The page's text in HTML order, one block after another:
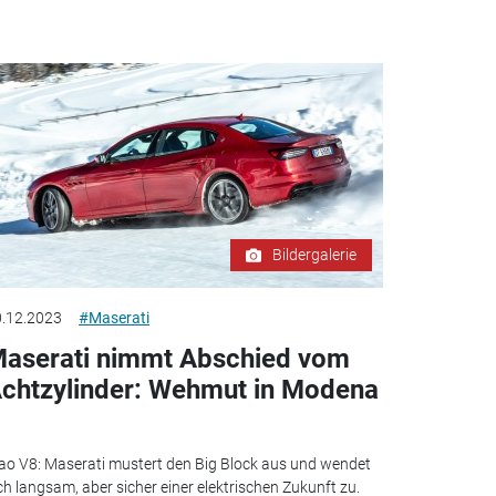
Bildergalerie
#Maserati
nimmt Abschied vom
Wehmut in Modena
V8: Maserati mustert den Big Block aus und wendet
langsam, aber sicher einer elektrischen Zukunft zu.